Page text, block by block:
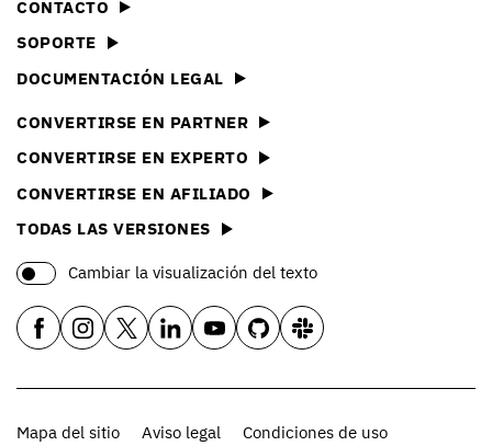
CONTACTO
SOPORTE
DOCUMENTACIÓN LEGAL
CONVERTIRSE EN PARTNER
CONVERTIRSE EN EXPERTO
CONVERTIRSE EN AFILIADO
TODAS LAS VERSIONES
Cambiar la visualización del texto
Mapa del sitio Aviso legal
Condiciones de uso